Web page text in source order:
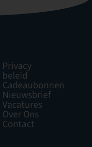
Privacy
beleid
Cadeaubonnen
Nieuwsbrief
Vacatures
Over Ons
Contact